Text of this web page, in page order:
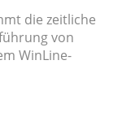
die zeitliche
von
WinLine-